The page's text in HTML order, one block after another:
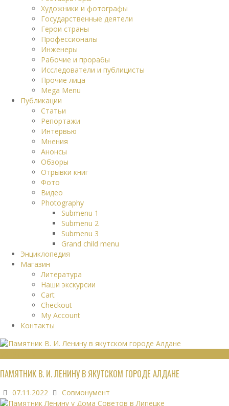
Художники и фотографы
Государственные деятели
Герои страны
Профессионалы
Инженеры
Рабочие и прорабы
Исследователи и публицисты
Прочие лица
Mega Menu
Публикации
Статьи
Репортажи
Интервью
Мнения
Анонсы
Обзоры
Отрывки книг
Фото
Видео
Photography
Submenu 1
Submenu 2
Submenu 3
Grand child menu
Энциклопедия
Магазин
Литература
Наши экскурсии
Cart
Checkout
My Account
Контакты
ПАМЯТНИК В. И. ЛЕНИНУ В ЯКУТСКОМ ГОРОДЕ АЛДАНЕ
07.11.2022 Совмонумент